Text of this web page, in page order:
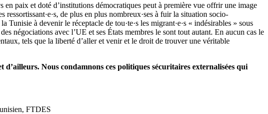
paix et doté d’institutions démocratiques peut à première vue offrir une image
de plus en plus nombreux·ses à fuir la situation socio-
Tunisie à devenir le réceptacle de tou·te·s les migrant·e·s « indésirables » sous
négociations avec l’UE et ses États membres le sont tout autant. En aucun cas le
tels que la liberté d’aller et venir et le droit de trouver une véritable
Nous condamnons ces politiques sécuritaires externalisées qui
FTDES